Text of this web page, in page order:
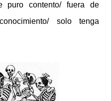
puro contento/ fuera de
solo tenga